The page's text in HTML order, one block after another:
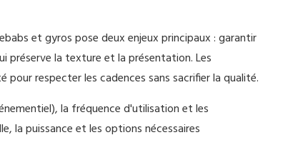
et gyros pose deux enjeux principaux : garantir
préserve la texture et la présentation. Les
respecter les cadences sans sacrifier la qualité.
la fréquence d'utilisation et les
la puissance et les options nécessaires